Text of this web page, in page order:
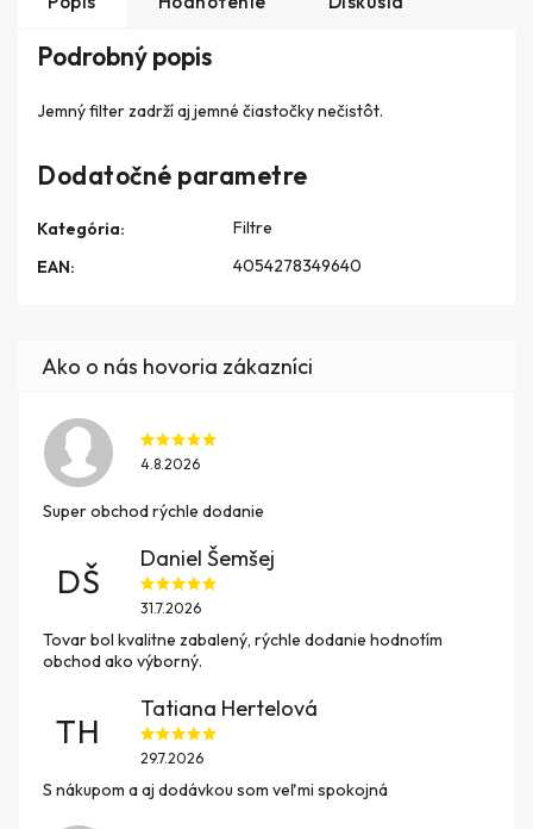
Podrobný popis
Jemný filter zadrží aj jemné čiastočky nečistôt.
Dodatočné parametre
Kategória:
Filtre
EAN: 4054278349640
4.8.2026
Super obchod rýchle dodanie
DŠ
Daniel Šemšej
31.7.2026
Tovar bol kvalitne zabalený, rýchle dodanie hodnotím
obchod ako výborný.
TH
Tatiana Hertelová
29.7.2026
S nákupom a aj dodávkou som veľmi spokojná